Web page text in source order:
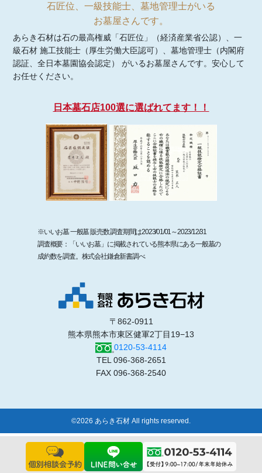
〒862-0911
熊本県熊本市東区健軍2丁目19−13
0120-53-4114
TEL 096-368-2651
FAX 096-368-2540
石匠位、一級技能士、墓地管理士がいる
お墓屋さんです。
あらき石材は石の最高権威「石匠位」（経済産業省公認）、一
級石材 施工技能士（厚生労働大臣認可）、墓地管理士（内閣府
認証、全日本墓園協会認定） がいるお墓屋さんです。安心して
お任せください。
日本墓石店100選に選ばれてます！！
※いいお墓 一般墓 販売数 調査期間は2023/01/01～2023/12/31
調査概要：「いいお墓」に掲載されている熊本県にある一般墓の
成約数を調査。株式会社鎌倉新書調べ
©2026 あらき石材 All rights reserved.